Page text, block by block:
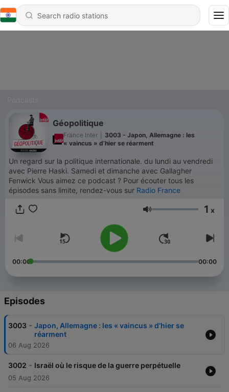
Géopolitique
France Inter
3003 - Japon, Allemagne : les
« vaincus » d’hier se réarment
Un regard sur la politique internationale. du lundi au vendredi
avec Pierre Haski. Samedi et dimanche avec Gallagher
Fenwick Vous aimez ce podcast ? Pour écouter tous les
épisodes sans limite, rendez-vous sur Radio France
Volume 1 x
00:00 00:00
Episodes
3003 - Japon, Allemagne : les « vaincus » d’hier se
réarment
06 Aug 2026
3002 - Israël où le risque de la guerre perpétuelle
05 Aug 2026